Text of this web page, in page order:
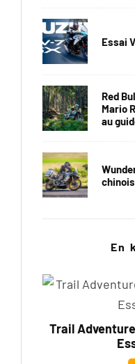
Essai
Red
Mario
au
En
Trail